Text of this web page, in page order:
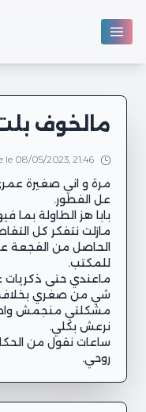
مالخوف
le 08/05/2023, 21:46
مازلت نتفكر كل
الحاصل من الفجعة
ماعندي حتى ذكريات
مشكلتي منجمش
ساعات نقول من
روحي.